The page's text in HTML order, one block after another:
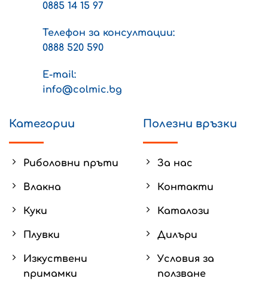
0885 14 15 97
Телефон за консултации:
0888 520 590
E-mail:
info@colmic.bg
Категории
Риболовни пръти
Влакна
Куки
Плувки
Изкуствени
примамки
Полезни връзки
За нас
Контакти
Каталози
Дилъри
Условия за
ползване